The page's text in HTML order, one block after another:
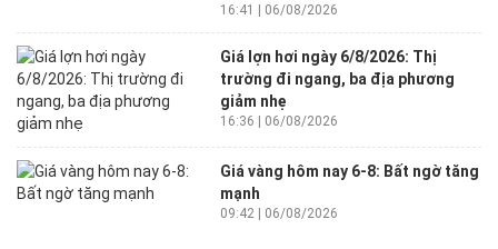
16:41 | 06/08/2026
Giá lợn hơi ngày 6/8/2026: Thị
trường đi ngang, ba địa phương
giảm nhẹ
16:36 | 06/08/2026
Giá vàng hôm nay 6-8: Bất ngờ tăng
mạnh
09:42 | 06/08/2026